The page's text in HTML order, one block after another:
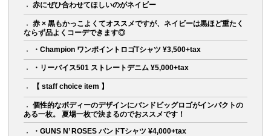
赤にぜひ合わせてほしいのがネイビー
赤 × 黒もかっこよくてオススメですが、ネイビーは黒ほど重たく
ならず品よくコーデできます◎
・Champion ワンポイントロゴTシャツ ¥3,500+tax
・リーバイス501 ストレートデニム ¥5,000+tax
【 staff choice item 】
個性的なボディーのデザインにバンドビッグロゴがインパクトの
ある一枚。 夏場一枚で決まるのでおススメです！
・GUNS N’ ROSES バンドTシャツ ¥4,000+tax